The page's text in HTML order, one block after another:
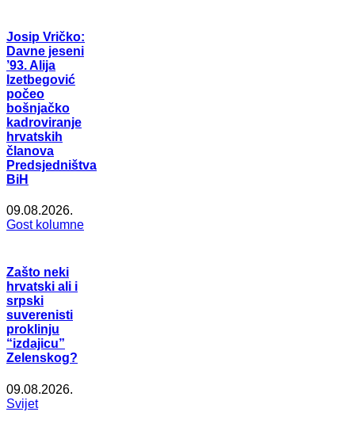
Josip Vričko:
Davne jeseni
’93. Alija
Izetbegović
počeo
bošnjačko
kadroviranje
hrvatskih
članova
Predsjedništva
BiH
09.08.2026.
Gost kolumne
Zašto neki
hrvatski ali i
srpski
suverenisti
proklinju
“izdajicu”
Zelenskog?
09.08.2026.
Svijet